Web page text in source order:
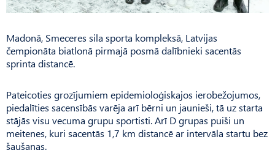
Madonā, Smeceres sila sporta kompleksā, Latvijas
čempionāta biatlonā pirmajā posmā dalībnieki sacentās
sprinta distancē.
Pateicoties grozījumiem epidemioloģiskajos ierobežojumos,
piedalīties sacensībās varēja arī bērni un jaunieši, tā uz starta
stājās visu vecuma grupu sportisti. Arī D grupas puiši un
meitenes, kuri sacentās 1,7 km distancē ar intervāla startu bez
šau­šanas.